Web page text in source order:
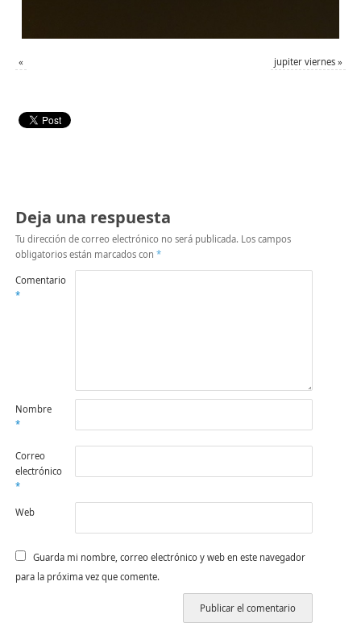
« jupiter viernes »
Deja una respuesta
Tu dirección de correo electrónico no será publicada. Los campos
obligatorios están marcados con *
Comentario
*
Nombre
*
Correo
electrónico
*
Web
Guarda mi nombre, correo electrónico y web en este navegador
para la próxima vez que comente.